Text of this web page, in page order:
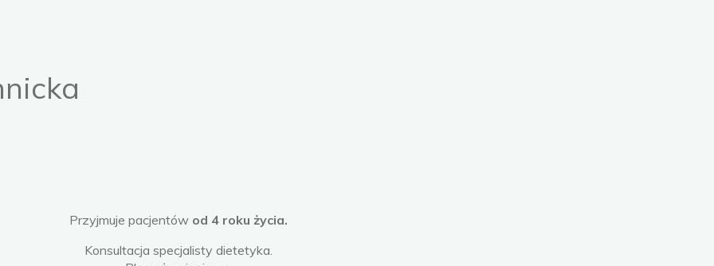
Przyjmuje pacjentów od 4 roku życia.
Konsultacja specjalisty dietetyka.